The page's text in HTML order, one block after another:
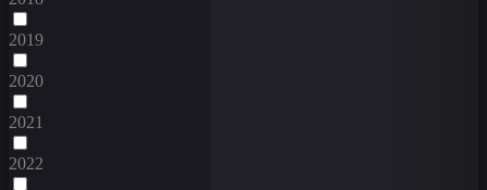
2019
2020
2021
2022